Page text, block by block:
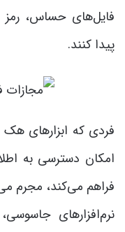
فایل‌های حساس، رمز
پیدا کنند.
فردی که ابزارهای هک
امکان دسترسی به
فراهم می‌کند، مجرم
نرم‌افزارهای